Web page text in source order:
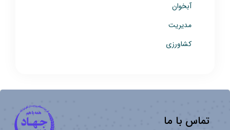
آبخوان
مدیریت
کشاورزی
تماس با ما